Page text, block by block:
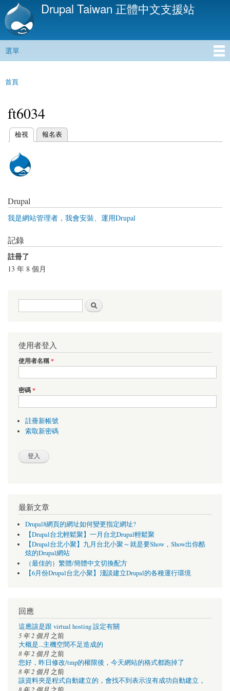
移
內
Drupal Taiwan 正體中文支援站
主選單
選單
您在這裡
首頁
ft6034
主要索引標籤
檢視
(作用中頁籤) 報名表
Drupal
我是網站管理者，我會安裝、運用Drupal
記錄
註冊了
13 年 8 個月
搜尋表單
使用者登入
使用者名稱*
密碼*
註冊新帳號
索取新密碼
最新文章
Drupal8網頁的網址如何變更指定網址?
【Drupal台北輕鬆聚】一月台北Drupal輕鬆聚
【Drupal台北小聚】九月台北小聚～就是要Show，Show出你酷
炫的Drupal網站
（最佳的）繁體/簡體中文切換配方
【6月份Drupal台北小聚】淺談建立Drupal的各種運行環境
回應
這應該是跟 virtual hosting 設定有關
5 年 2 個月 之前
大概是...主機空間不足造成的
8 年 2 個月 之前
您好，昨日修改/tmp的權限後，今天網站的格式都跑掉了
8 年 2 個月 之前
該資料夾是程式自動建立的，會找不到表示沒有成功自動建立，
8 年 2 個月